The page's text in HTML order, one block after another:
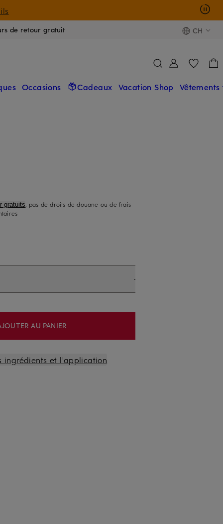
de retour gratuit CH
Occasions Cadeaux Vacation Shop
gratuits , pas de droits de douane ou de frais
AU PANIER
ingrédients et l'application